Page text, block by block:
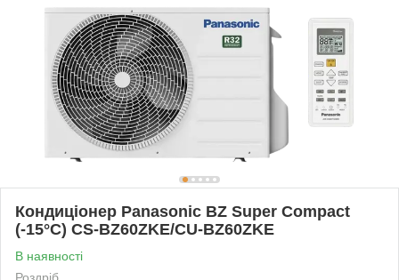
Кондиціонер Panasonic BZ Super Compact
(-15°C) CS-BZ60ZKE/CU-BZ60ZKE
В наявності
Роздріб